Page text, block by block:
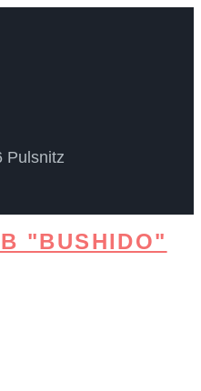
Pulsnitz
"BUSHIDO"